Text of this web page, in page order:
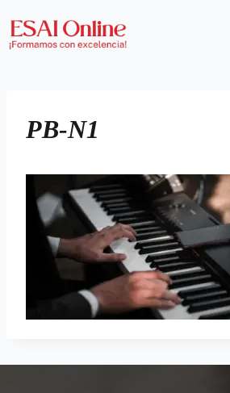
PB-N1